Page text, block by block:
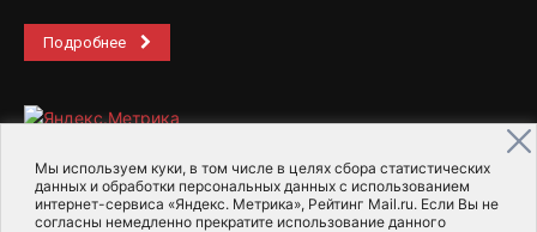
Мы используем куки, в том числе в целях сбора статистических
данных и обработки персональных данных с использованием
интернет-сервиса «Яндекс. Метрика», Рейтинг Mail.ru. Если Вы не
согласны немедленно прекратите использование данного
Подробнее
2015-2026- Информационное агентство МедиаПоток